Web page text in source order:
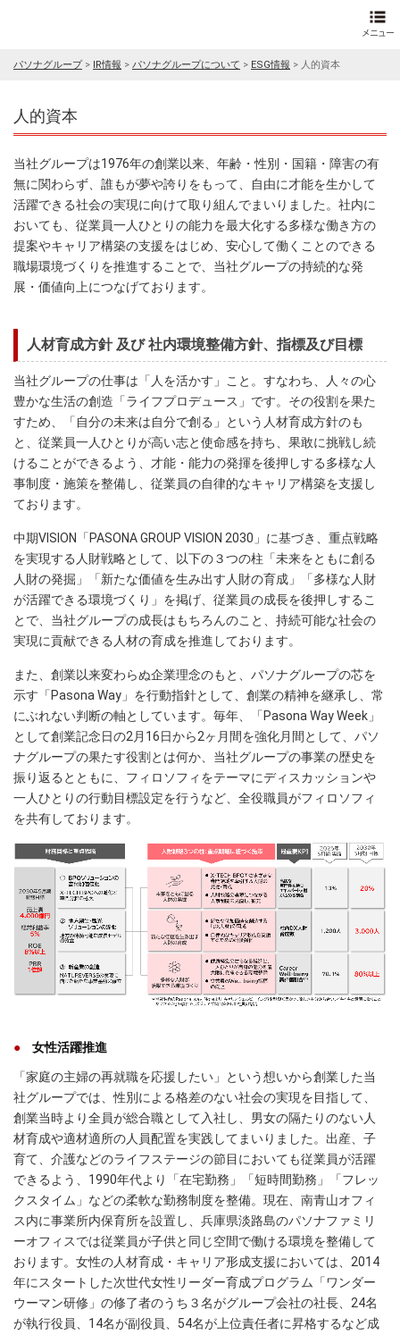
パソナグループ> IR情報 > パソナグループについて > ESG情報 > 人的資本
人的資本
当社グループは1976年の創業以来、年齢・性別・国籍・障害の有
無に関わらず、誰もが夢や誇りをもって、自由に才能を生かして
活躍できる社会の実現に向けて取り組んでまいりました。社内に
おいても、従業員一人ひとりの能力を最大化する多様な働き方の
提案やキャリア構築の支援をはじめ、安心して働くことのできる
職場環境づくりを推進することで、当社グループの持続的な発
展・価値向上につなげております。
人材育成方針 及び 社内環境整備方針、指標及び目標
当社グループの仕事は「人を活かす」こと。すなわち、人々の心
豊かな生活の創造「ライフプロデュース」です。その役割を果た
すため、「自分の未来は自分で創る」という人材育成方針のも
と、従業員一人ひとりが高い志と使命感を持ち、果敢に挑戦し続
けることができるよう、才能・能力の発揮を後押しする多様な人
事制度・施策を整備し、従業員の自律的なキャリア構築を支援し
ております。
中期VISION「PASONA GROUP VISION 2030」に基づき、重点戦略
を実現する人財戦略として、以下の３つの柱「未来をともに創る
人財の発掘」「新たな価値を生み出す人財の育成」「多様な人財
が活躍できる環境づくり」を掲げ、従業員の成長を後押しするこ
とで、当社グループの成長はもちろんのこと、持続可能な社会の
実現に貢献できる人材の育成を推進しております。
また、創業以来変わらぬ企業理念のもと、パソナグループの芯を
示す「Pasona Way」を行動指針として、創業の精神を継承し、常
にぶれない判断の軸としています。毎年、「Pasona Way Week」
として創業記念日の2月16日から2ヶ月間を強化月間として、パソ
ナグループの果たす役割とは何か、当社グループの事業の歴史を
振り返るとともに、フィロソフィをテーマにディスカッションや
一人ひとりの行動目標設定を行うなど、全役職員がフィロソフィ
を共有しております。
女性活躍推進
「家庭の主婦の再就職を応援したい」という想いから創業した当
社グループでは、性別による格差のない社会の実現を目指して、
創業当時より全員が総合職として入社し、男女の隔たりのない人
材育成や適材適所の人員配置を実践してまいりました。出産、子
育て、介護などのライフステージの節目においても従業員が活躍
できるよう、1990年代より「在宅勤務」「短時間勤務」「フレッ
クスタイム」などの柔軟な勤務制度を整備。現在、南青山オフィ
ス内に事業所内保育所を設置し、兵庫県淡路島のパソナファミリ
ーオフィスでは従業員が子供と同じ空間で働ける環境を整備して
おります。女性の人材育成・キャリア形成支援においては、2014
年にスタートした次世代女性リーダー育成プログラム「ワンダー
ウーマン研修」の修了者のうち３名がグループ会社の社長、24名
が執行役員、14名が副役員、54名が上位責任者に昇格するなど成